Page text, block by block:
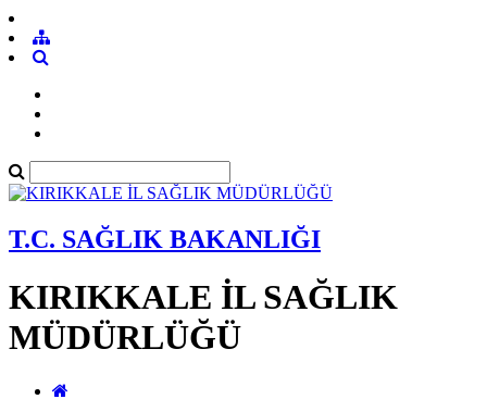
T.C. SAĞLIK BAKANLIĞI
KIRIKKALE İL SAĞLIK
MÜDÜRLÜĞÜ